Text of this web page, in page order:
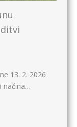
13. 2. 2026
načina…